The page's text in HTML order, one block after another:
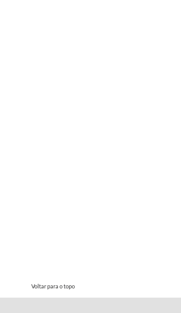
Voltar para o topo